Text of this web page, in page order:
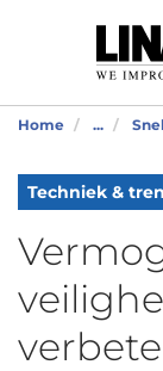
Home ...
Techniek &